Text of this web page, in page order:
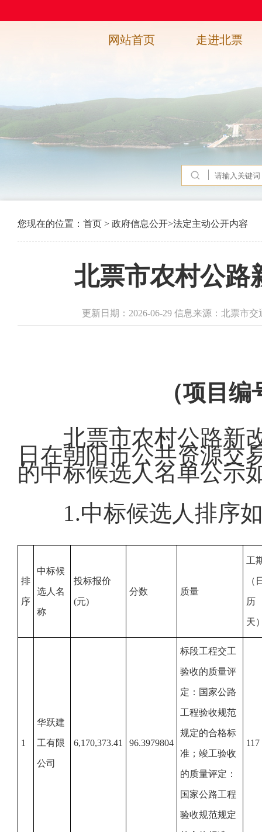
网站首页 走进北票
您现在的位置： 首页 > 政府信息公开>法定主动公开内容
北票市农村公路
更新日期：2026-06-29 信息来源：北票市
（项目
北票市农村公路新
日在朝阳市公共资源交
的中标候选人名单公示
1.中标候选人排序
排
序
中标候
选人名
称
投标报价
(元)
分数 质量
工
（
历
天
1
华跃建
工有限
公司
6,170,373.41 96.3979804
标段工程交工
验收的质量评
定：国家公路
工程验收规范
规定的合格标
准；竣工验收
的质量评定：
国家公路工程
验收规范规定
117